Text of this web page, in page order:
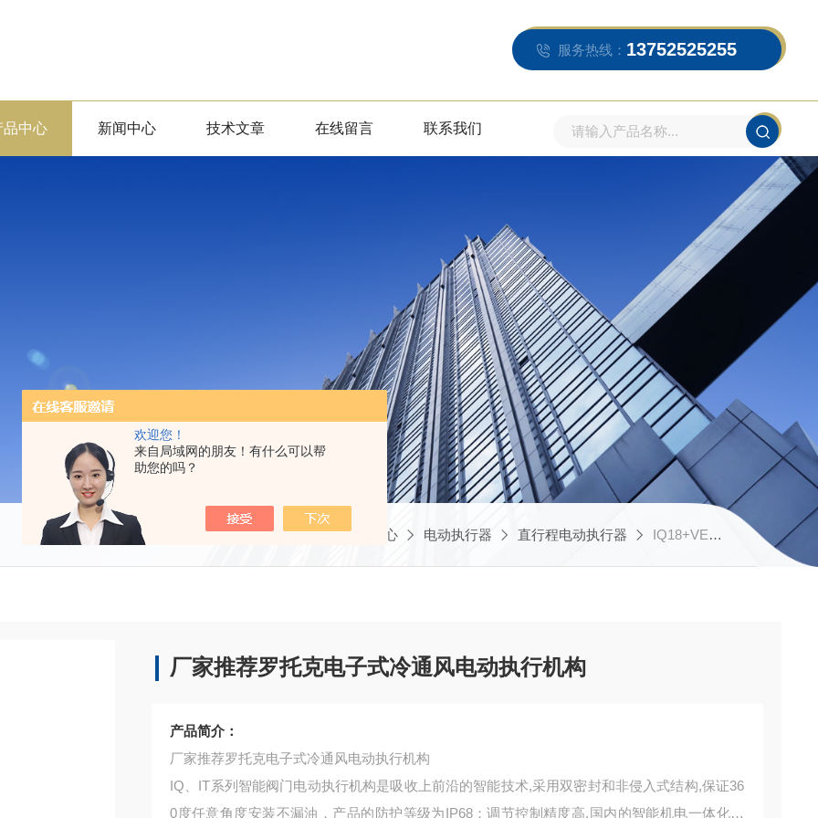
欢迎您！
来自局域网的朋友！有什么可以帮
助您的吗？
服务热线： 13752525255
品中心 新闻中心 技术文章 在线留言 联系我们
当前位置：首页 产品中心 电动执行器 直行程电动执行器 IQ18+VE250/1640FNP厂家推荐罗托克电子式冷通风电动执行机构
厂家推荐罗托克电子式冷通风电动执行机构
产品简介：
厂家推荐罗托克电子式冷通风电动执行机构
IQ、IT系列智能阀门电动执行机构是吸收上前沿的智能技术,采用双密封和非侵入式结构,保证36
0度任意角度安装不漏油，产品的防护等级为IP68；调节控制精度高,国内的智能机电一体化产